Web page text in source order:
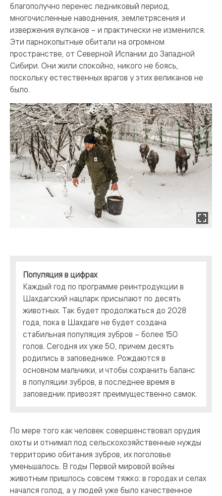
благополучно перенес ледниковый период,
многочисленные наводнения, землетрясения и
извержения вулканов – и практически не изменился.
Эти парнокопытные обитали на огромном
пространстве, от Северной Испании до Западной
Сибири. Они жили спокойно, никого не боясь,
поскольку естественных врагов у этих великанов не
было.
Популяция в цифрах
Каждый год по программе реинтродукции в
Шахдагский нацпарк присылают по десять
животных. Так будет продолжаться до 2028
года, пока в Шахдаге не будет создана
стабильная популяция зубров – более 150
голов. Сегодня их уже 50, причем десять
родились в заповеднике. Рождаются в
основном мальчики, и чтобы сохранить баланс
в популяции зубров, в последнее время в
заповедник привозят преимущественно самок.
По мере того как человек совершенствовал орудия
охоты и отнимал под сельскохозяйственные нужды
территорию обитания зубров, их поголовье
уменьшалось. В годы Первой мировой войны
животным пришлось совсем тяжко: в городах и селах
начался голод, а у людей уже было качественное